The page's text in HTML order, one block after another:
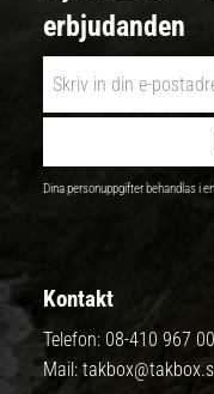
erbjudanden
Dina personuppgifter behandlas i
Kontakt
Telefon: 08-410 967 00
Mail: